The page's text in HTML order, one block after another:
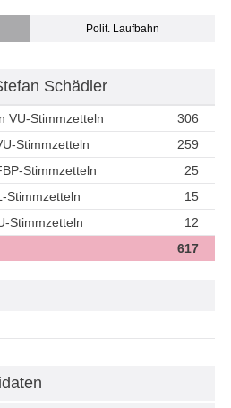
Polit. Laufbahn
Schädler
VU-Stimmzetteln
306
Stimmzetteln
259
Stimmzetteln
25
Stimmzetteln
15
Stimmzetteln
12
617